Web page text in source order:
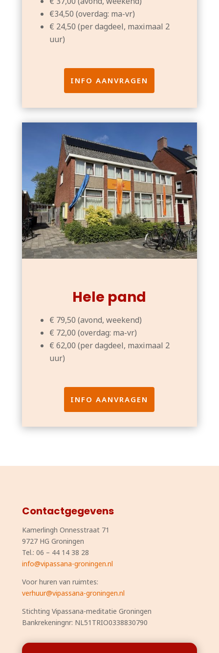
€34,50 (overdag: ma-vr)
€ 24,50 (per dagdeel, maximaal 2
uur)
INFO AANVRAGEN
Hele pand
€ 79,50 (avond, weekend)
€ 72,00 (overdag: ma-vr)
€ 62,00 (per dagdeel, maximaal 2
uur)
INFO AANVRAGEN
Contactgegevens
Kamerlingh Onnesstraat 71
9727 HG Groningen
Tel.: 06 – 44 14 38 28
info@vipassana-groningen.nl
Voor huren van ruimtes:
verhuur@vipassana-groningen.nl
Stichting Vipassana-meditatie Groningen
Bankrekeningnr: NL51TRIO0338830790